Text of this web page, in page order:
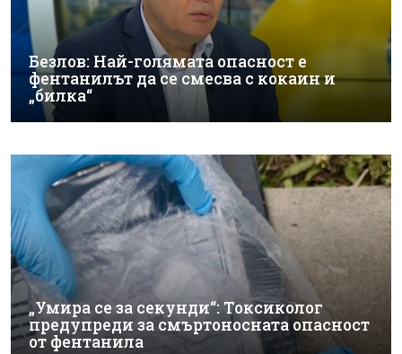
Безлов: Най-голямата опасност е
фентанилът да се смесва с кокаин и
„билка“
„Умира се за секунди“: Токсиколог
предупреди за смъртоносната опасност
от фентанила